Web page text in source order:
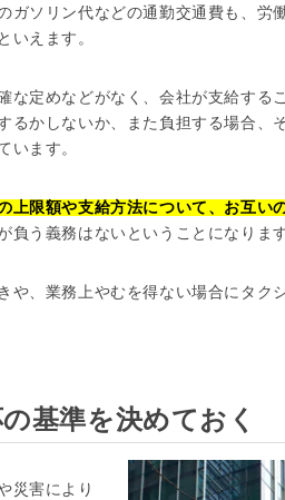
ガソリン代などの通勤交通費も、労
といえます。
な定めなどがなく、会社が支給する
るかしないか、また負担する場合、
います。
上限額や支給方法について、お互い
負う義務はないということになります
や、業務上やむを得ない場合にタク
基準を決めておく
災害により